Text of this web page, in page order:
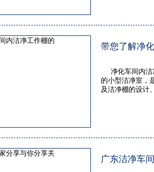
带您了解净
净化车间内
的小型洁净室，
及洁净棚的设计
广东洁净车